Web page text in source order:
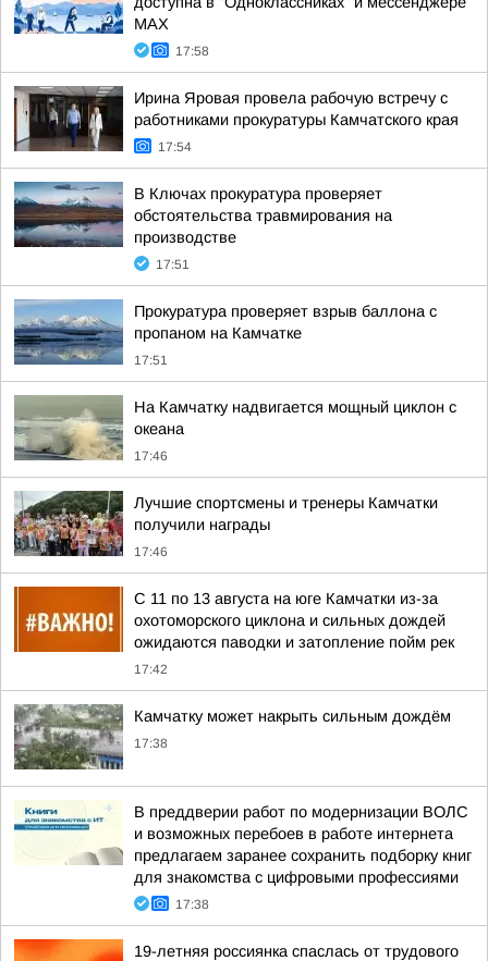
MAX
17:58
Ирина Яровая провела рабочую встречу с
работниками прокуратуры Камчатского края
17:54
В Ключах прокуратура проверяет
обстоятельства травмирования на
производстве
17:51
Прокуратура проверяет взрыв баллона с
пропаном на Камчатке
17:51
На Камчатку надвигается мощный циклон с
океана
17:46
Лучшие спортсмены и тренеры Камчатки
получили награды
17:46
С 11 по 13 августа на юге Камчатки из-за
охотоморского циклона и сильных дождей
ожидаются паводки и затопление пойм рек
17:42
Камчатку может накрыть сильным дождём
17:38
В преддверии работ по модернизации ВОЛС
и возможных перебоев в работе интернета
предлагаем заранее сохранить подборку книг
для знакомства с цифровыми профессиями
17:38
19-летняя россиянка спаслась от трудового